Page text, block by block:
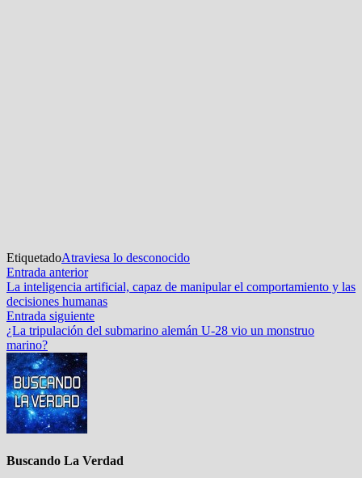
EtiquetadoAtraviesa lo desconocido
Navegación
de
entradas
Entrada anteriorEntrada
anterior:
La inteligencia artificial, capaz de manipular el comportamiento y las
decisiones humanas
Entrada siguienteEntrada
siguiente:
¿La tripulación del submarino alemán U-28 vio un monstruo
marino?
Buscando La Verdad